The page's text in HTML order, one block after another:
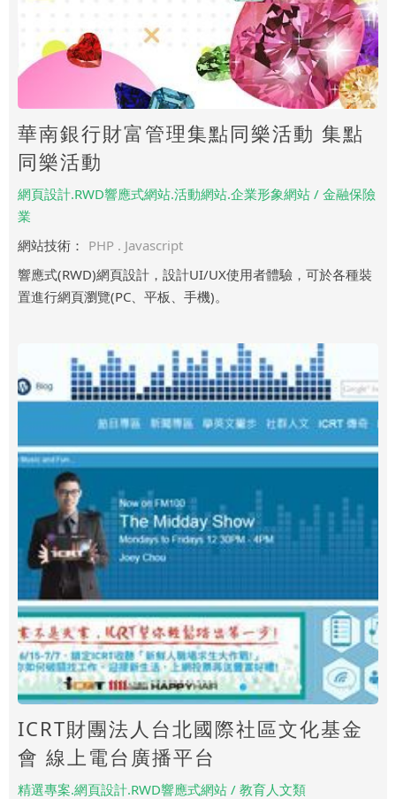
華南銀行財富管理集點同樂活動 集點
同樂活動
網頁設計.RWD響應式網站.活動網站.企業形象網站 / 金融保險
業
網站技術： PHP . Javascript
響應式(RWD)網頁設計，設計UI/UX使用者體驗，可於各種裝
置進行網頁瀏覽(PC、平板、手機)。
ICRT財團法人台北國際社區文化基金
會 線上電台廣播平台
精選專案.網頁設計.RWD響應式網站 / 教育人文類